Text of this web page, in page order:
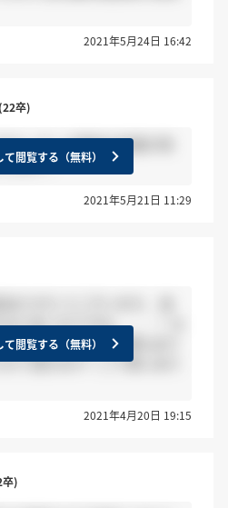
2021年5月24日 16:42
(22卒)
マッチング面談の結果が来
します！
閲覧する（無料）
2021年5月21日 11:29
り多いのですね、、、！ な
と思いがけない質問もあり
て頂きます！ご丁寧にあり
閲覧する（無料）
2021年4月20日 19:15
)